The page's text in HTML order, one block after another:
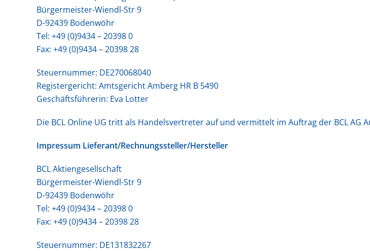
Bürgermeister-Wiendl-Str 9
D-92439 Bodenwöhr
Tel: +49 (0)9434 – 20398 0
Fax: +49 (0)9434 – 20398 28
Steuernummer: DE270068040
Registergericht: Amtsgericht Amberg HR B 5490
Geschäftsführerin: Eva Lotter
Die BCL Online UG tritt als Handelsvertreter auf und vermittelt im Auftrag der BCL AG
Impressum Lieferant/Rechnungssteller/Hersteller
BCL Aktiengesellschaft
Bürgermeister-Wiendl-Str 9
D-92439 Bodenwöhr
Tel: +49 (0)9434 – 20398 0
Fax: +49 (0)9434 – 20398 28
Steuernummer: DE131832267